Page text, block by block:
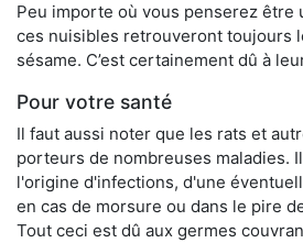
Peu importe où vous penserez être
ces nuisibles retrouveront toujours
sésame. C’est certainement dû à
Pour votre santé
Il faut aussi noter que les rats et
porteurs de nombreuses maladies.
l'origine d'infections, d'une
en cas de morsure ou dans le pire
Tout ceci est dû aux germes